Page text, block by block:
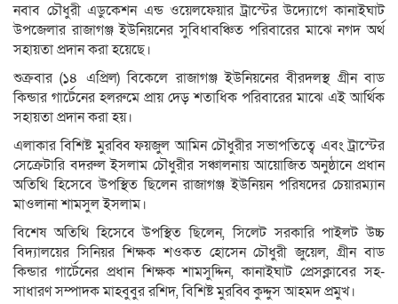
নবাব চৌধুরী এডুকেশন এন্ড ওয়েলফেয়ার ট্রাস্টের উদ্যোগে কানাইঘাট
উপজেলার রাজাগঞ্জ ইউনিয়নের সুবিধাবঞ্চিত পরিবারের মাঝে নগদ অর্থ
সহায়তা প্রদান করা হয়েছে।
শুক্রবার (১৪ এপ্রিল) বিকেলে রাজাগঞ্জ ইউনিয়নের বীরদলস্থ গ্রীন বাড
কিন্ডার গার্টেনের হলরুমে প্রায় দেড় শতাধিক পরিবারের মাঝে এই আর্থিক
সহায়তা প্রদান করা হয়।
এলাকার বিশিষ্ট মুরব্বি ফয়জুল আমিন চৌধুরীর সভাপতিত্বে এবং ট্রাস্টের
সেক্রেটারি বদরুল ইসলাম চৌধুরীর সঞ্চালনায় আয়োজিত অনুষ্ঠানে প্রধান
অতিথি হিসেবে উপস্থিত ছিলেন রাজাগঞ্জ ইউনিয়ন পরিষদের চেয়ারম্যান
মাওলানা শামসুল ইসলাম।
বিশেষ অতিথি হিসেবে উপস্থিত ছিলেন, সিলেট সরকারি পাইলট উচ্চ
বিদ্যালয়ের সিনিয়র শিক্ষক শওকত হোসেন চৌধুরী জুয়েল, গ্রীন বাড
কিন্ডার গার্টেনের প্রধান শিক্ষক শামসুদ্দিন, কানাইঘাট প্রেসক্লাবের সহ-
সাধারণ সম্পাদক মাহবুবুর রশিদ, বিশিষ্ট মুরব্বি কুদ্দুস আহমদ প্রমুখ।